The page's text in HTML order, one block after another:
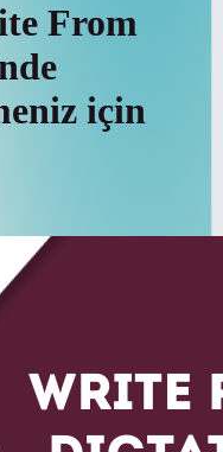
From
için